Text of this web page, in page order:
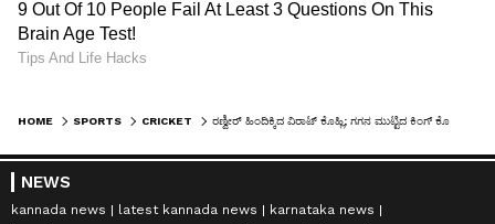
HOME SPORTS CRICKET
NEWS
kannada news latest kannada news
karnataka news